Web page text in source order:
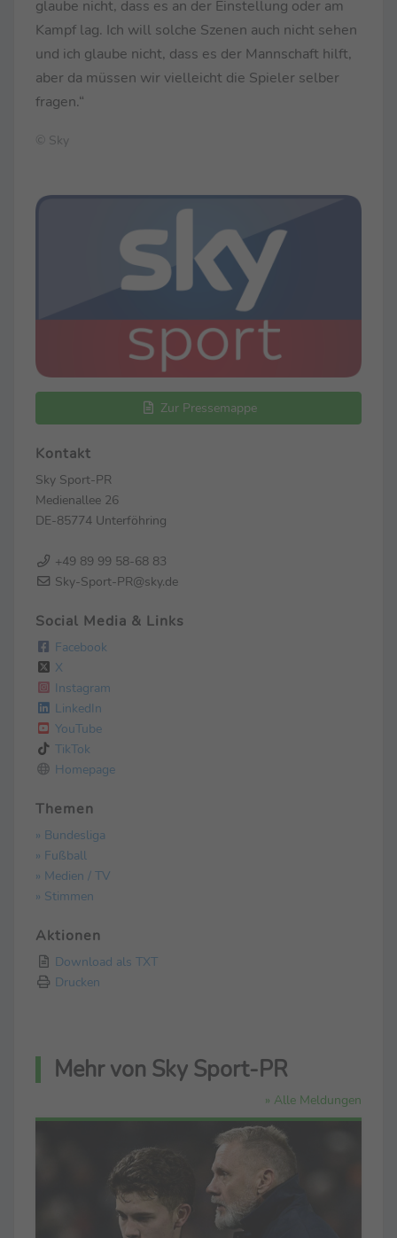
glaube nicht, dass es an der Einstellung oder am
Kampf lag. Ich will solche Szenen auch nicht sehen
und ich glaube nicht, dass es der Mannschaft hilft,
aber da müssen wir vielleicht die Spieler selber
fragen.“
© Sky
Zur Pressemappe
Kontakt
Sky Sport-PR
Medienallee 26
DE-85774 Unterföhring
+49 89 99 58-68 83
Sky-Sport-PR@sky.de
Social Media & Links
Facebook
X
Instagram
LinkedIn
YouTube
TikTok
Homepage
Themen
» Bundesliga
» Fußball
» Medien / TV
» Stimmen
Aktionen
Download als TXT
Drucken
Mehr von Sky Sport-PR
» Alle Meldungen